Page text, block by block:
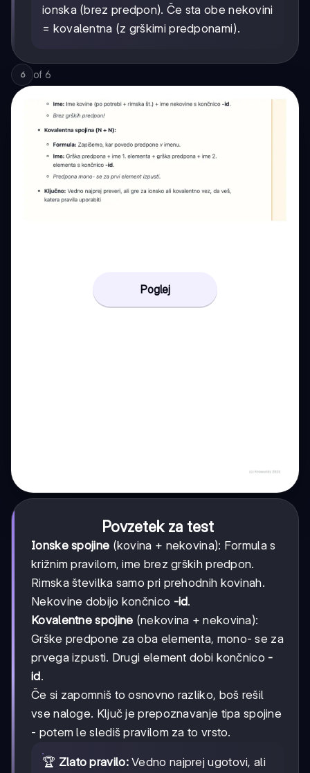
ionska (brez predpon). Če sta obe nekovini
= kovalentna (z grškimi predponami).
6 of 6
Poglej
Povzetek za test
Ionske spojine (kovina + nekovina): Formula s
križnim pravilom, ime brez grških predpon.
Rimska številka samo pri prehodnih kovinah.
Nekovine dobijo končnico -id.
Kovalentne spojine (nekovina + nekovina):
Grške predpone za oba elementa, mono- se za
prvega izpusti. Drugi element dobi končnico -
id.
Če si zapomniš to osnovno razliko, boš rešil
vse naloge. Ključ je prepoznavanje tipa spojine
- potem le slediš pravilom za to vrsto.
🏆 Zlato pravilo:Vedno najprej ugotovi, ali